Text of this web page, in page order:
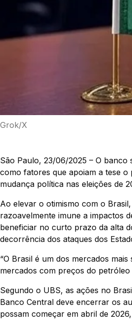
Grok/X
São Paulo, 23/06/2025 – O banco
como fatores que apoiam a tese
mudança política nas eleições de
Ao elevar o otimismo com o
razoavelmente imune a impactos
beneficiar no curto prazo da alta
decorrência dos ataques dos
“O Brasil é um dos mercados
mercados com preços do petróleo
Segundo o UBS, as ações no
Banco Central deve encerrar os
possam começar em abril de